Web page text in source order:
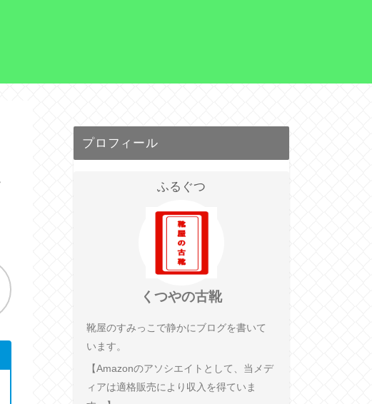
プロフィール
ふるぐつ
くつやの古靴
靴屋のすみっこで静かにブログを書いて
います。
【Amazonのアソシエイトとして、当メデ
ィアは適格販売により収入を得ていま